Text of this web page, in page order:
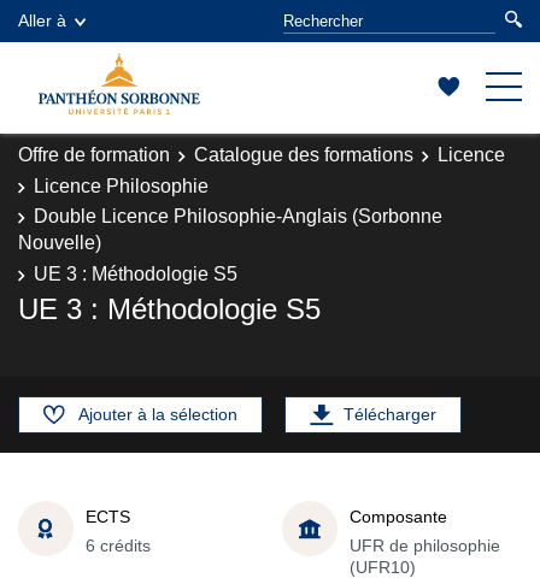
Aller à
Offre de formation Catalogue des formations
Licence
Licence Philosophie
Double Licence Philosophie-Anglais (Sorbonne
Nouvelle)
UE 3 : Méthodologie S5
UE 3 : Méthodologie S5
Ajouter à la sélection Télécharger
ECTS
6 crédits
Composante
UFR de philosophie
(UFR10)